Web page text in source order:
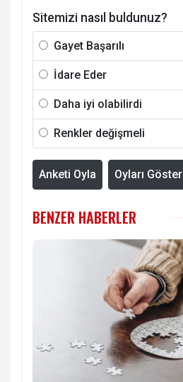
Sitemizi nasıl buldunuz?
Gayet Başarılı
İdare Eder
Daha iyi olabilirdi
Renkler değişmeli
Anketi Oyla Oyları Göster
BENZER HABERLER